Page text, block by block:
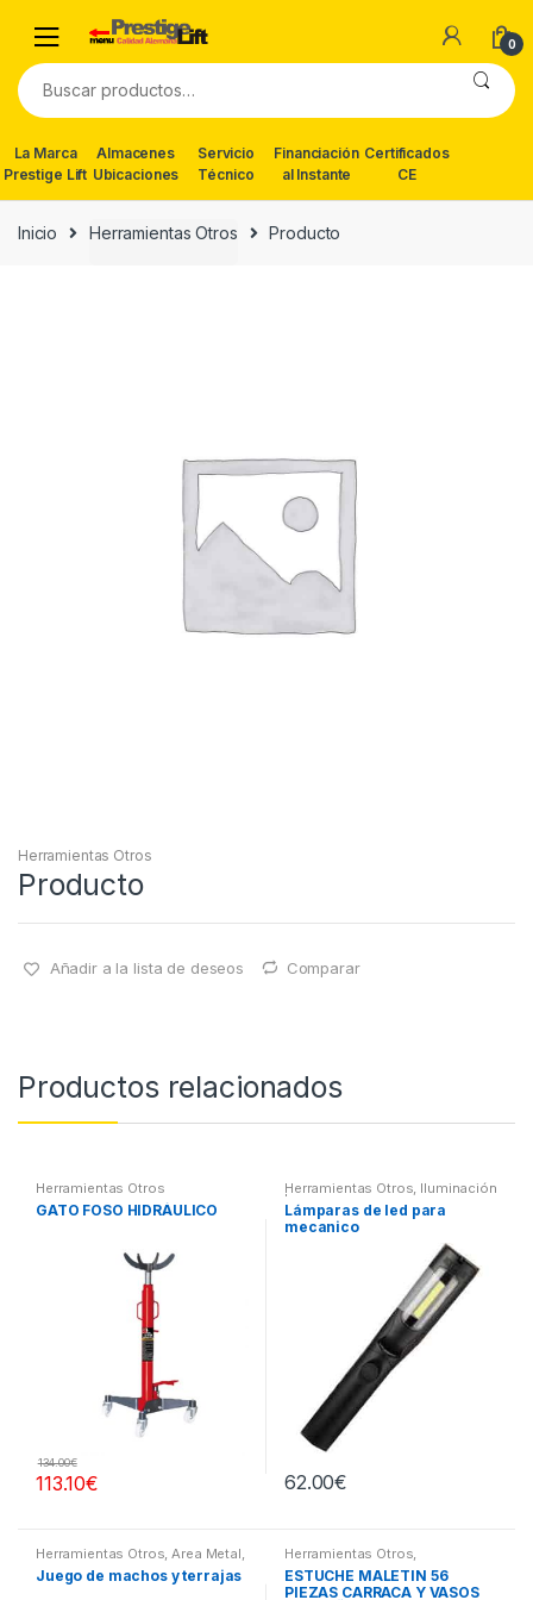
navigation
content
0
Buscar
por:
La Marca
Prestige Lift
Almacenes
Ubicaciones
Servicio
Técnico
Financiación
al Instante
Certificados
CE
Inicio Herramientas Otros Producto
Herramientas Otros
Producto
Añadir a la lista de deseos Comparar
Productos relacionados
Herramientas Otros
GATO FOSO HIDRÁULICO
113.10€
134.00€
Herramientas Otros, Iluminación
| Linternas Led
Lámparas de led para
mecanico
62.00€
Herramientas Otros,Area Metal,
Roscas, Herramientas ,
Maletines Herramientas,
Juego de machos y terrajas
Herramientas Otros,
Herramientas De Mano,
Herramientas De Mano,
Maletines Herramientas,
ESTUCHE MALETIN 56
PIEZAS CARRACA Y VASOS